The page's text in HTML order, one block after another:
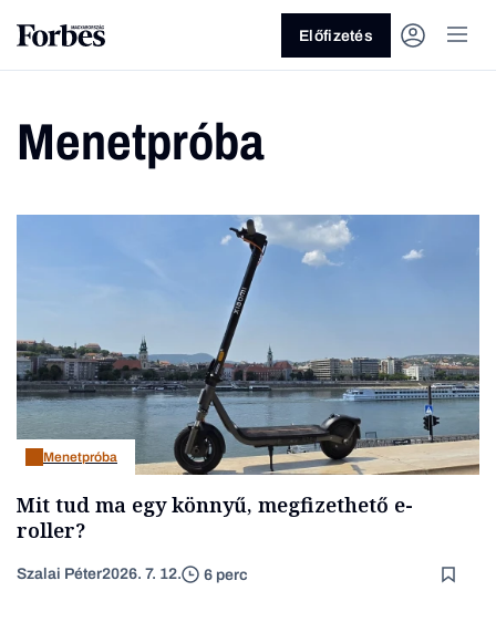
Vagy fedezze fel a következő
témákat
Üzlet Pénz Zöld Legyél jobb!
Előfizetés
Menetpróba
Menetpróba
Mit tud ma egy könnyű, megfizethető e-
roller?
Szalai Péter2026. 7. 12. 6 perc